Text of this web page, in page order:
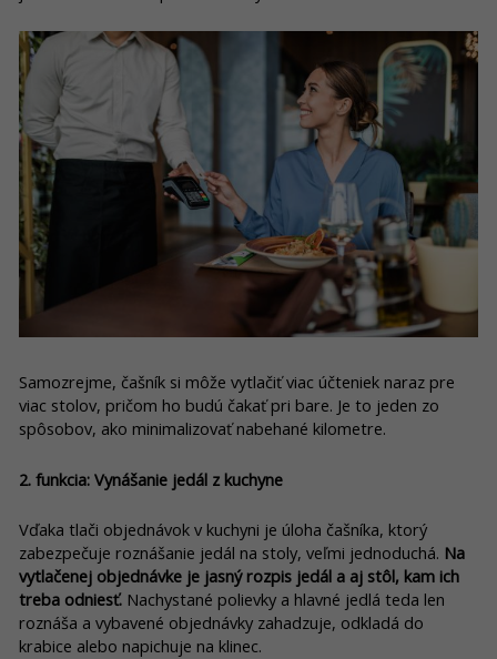
Samozrejme, čašník si môže vytlačiť viac účteniek naraz pre
viac stolov, pričom ho budú čakať pri bare. Je to jeden zo
spôsobov, ako minimalizovať nabehané kilometre.
2. funkcia: Vynášanie jedál z kuchyne
Vďaka tlači objednávok v kuchyni je úloha čašníka, ktorý
zabezpečuje roznášanie jedál na stoly, veľmi jednoduchá. Na
vytlačenej objednávke je jasný rozpis jedál a aj stôl, kam ich
treba odniesť. Nachystané polievky a hlavné jedlá teda len
roznáša a vybavené objednávky zahadzuje, odkladá do
krabice alebo napichuje na klinec.